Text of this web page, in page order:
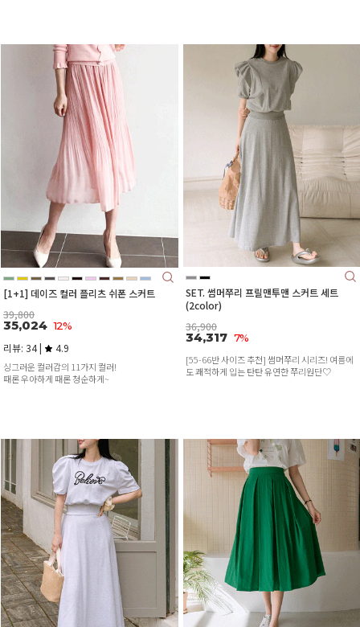
[1+1] 데이즈 컬러 플리츠 쉬폰 스커트
39,800
35,024 12%
리뷰: 34 | 4.9
싱그러운 컬러감의 11가지 컬러!
때론 우아하게 때론 청순하게~
SET. 썸머쭈리 프릴맨투맨 스커트 세트
(2color)
36,900
34,317 7%
[55-66반 사이즈 추천] 썸머쭈리 시리즈! 여름에
도 쾌적하게 입는 탄탄 유연한 쭈리원단♡